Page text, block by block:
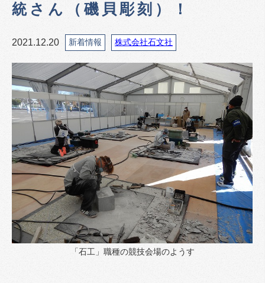
統さん（磯貝彫刻）！
2021.12.20 新着情報 株式会社石文社
「石工」職種の競技会場のようす